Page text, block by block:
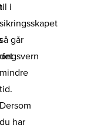
i
sikringsskapet
går
mindre
tid.
Dersom
du har